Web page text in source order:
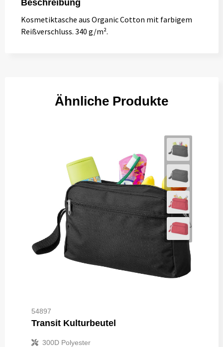
Beschreibung
Kosmetiktasche aus Organic Cotton mit farbigem
Reißverschluss. 340 g/m².
Ähnliche Produkte
54897
Transit Kulturbeutel
300D Polyester